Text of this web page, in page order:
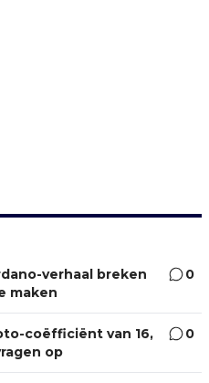
verhaal breken
maken
0
coëfficiënt van 16,
op
0